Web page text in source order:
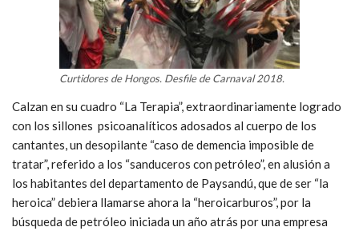
Curtidores de Hongos. Desfile de Carnaval 2018.
Calzan en su cuadro “La Terapia”, extraordinariamente logrado
con los sillones psicoanalíticos adosados al cuerpo de los
cantantes, un desopilante “caso de demencia imposible de
tratar”, referido a los “sanduceros con petróleo”, en alusión a
los habitantes del departamento de Paysandú, que de ser “la
heroica” debiera llamarse ahora la “heroicarburos”, por la
búsqueda de petróleo iniciada un año atrás por una empresa